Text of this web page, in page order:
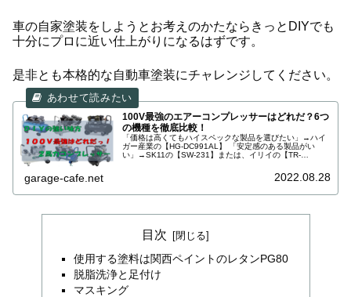
車の自家塗装をしようとお考えのかたならきっとDIYでも
十分にプロに近い仕上がりになるはずです。
是非とも本格的な自動車塗装にチャレンジしてください。
100V最強のエアーコンプレッサーはどれだ？6つ
の機種を徹底比較！
「価格は高くてもハイスペックな製品を選びたい」→ハイ
ガー産業の【HG-DC991AL】 「安定感のある製品がい
い」→SK11の【SW‐231】または、イリイの【TR-
の【SKTOKI ITO】 「充填スピードが速い製品がいい」→
アストロプロダクツの【ハイスピードエアコンプレッサ
garage-cafe.net 2022.08.28
目次
使用する塗料は関西ペイントのレタンPG80
脱脂洗浄と足付け
マスキング